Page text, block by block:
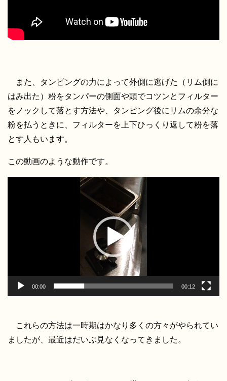
また、タンピングの力によって外側に逃げた（リム側に
はみ出た）粉をタンパーの側面や頭でコツンとフィルター
をノックして落とす方法や、タンピング後にリムの余分な
粉を払うときに、フィルターを上下ひっくり返して粉を落
とす人もいます。
この動画のような動作です。
00:00 00:12
これらの方法は一時期はかなり多くの方々がやられてい
ましたが、最近はだいぶ見なくなってきました。